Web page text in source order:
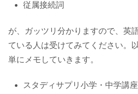
従属接続詞
が、ガッツリ分かりますので、英
ている人は受けてみてください。
単にメモしていきます。
スタディサプリ小学・中学講